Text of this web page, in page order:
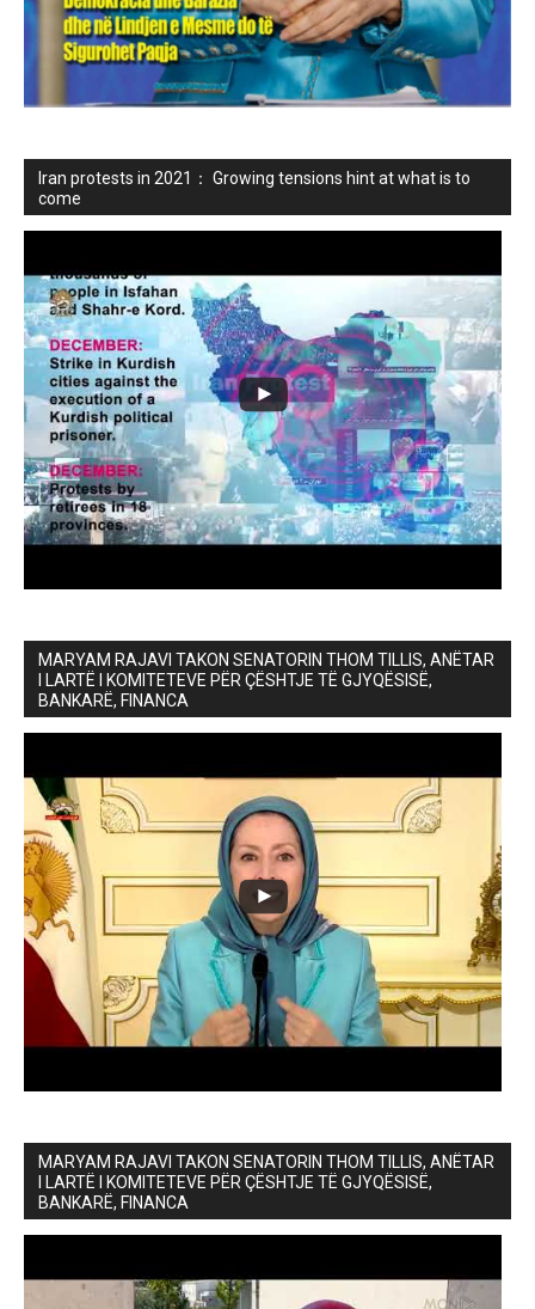
Iran protests in 2021： Growing tensions hint at what is to
come
MARYAM RAJAVI TAKON SENATORIN THOM TILLIS, ANËTAR
I LARTË I KOMITETEVE PËR ÇËSHTJE TË GJYQËSISË,
BANKARË, FINANCA
MARYAM RAJAVI TAKON SENATORIN THOM TILLIS, ANËTAR
I LARTË I KOMITETEVE PËR ÇËSHTJE TË GJYQËSISË,
BANKARË, FINANCA